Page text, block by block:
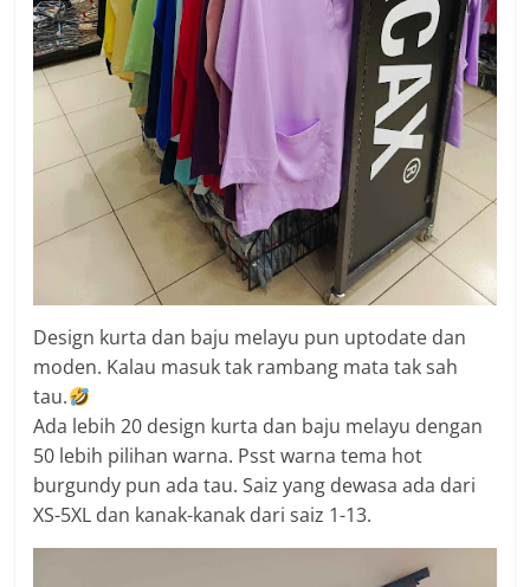
Design kurta dan baju melayu pun uptodate dan
moden. Kalau masuk tak rambang mata tak sah
tau.
Ada lebih 20 design kurta dan baju melayu dengan
50 lebih pilihan warna. Psst warna tema hot
burgundy pun ada tau. Saiz yang dewasa ada dari
XS-5XL dan kanak-kanak dari saiz 1-13.